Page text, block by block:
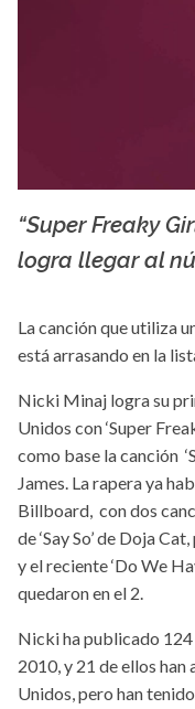
“Super Freaky
logra llegar al
La canción que utiliza
está arrasando en la
Nicki Minaj logra su
Unidos con ‘Super
como base la canción
James. La rapera ya
Billboard, con dos
de ‘Say So’ de Doja
y el reciente ‘Do We
quedaron en el 2.
Nicki ha publicado 124
2010, y 21 de ellos
Unidos, pero han